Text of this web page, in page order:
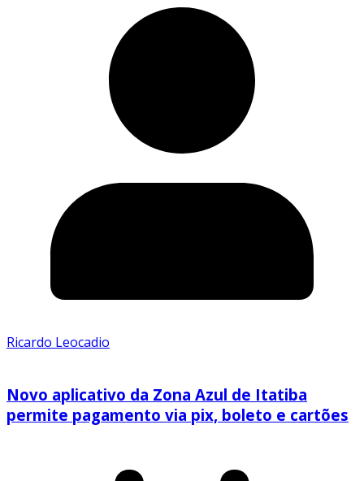
Ricardo Leocadio
Novo aplicativo da Zona Azul de Itatiba
permite pagamento via pix, boleto e cartões